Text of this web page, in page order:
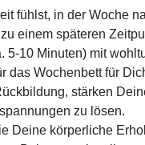
fühlst, in der Woche
einem späteren
10 Minuten) mit
das Wochenbett für
stärken
zu lösen.
Deine körperliche